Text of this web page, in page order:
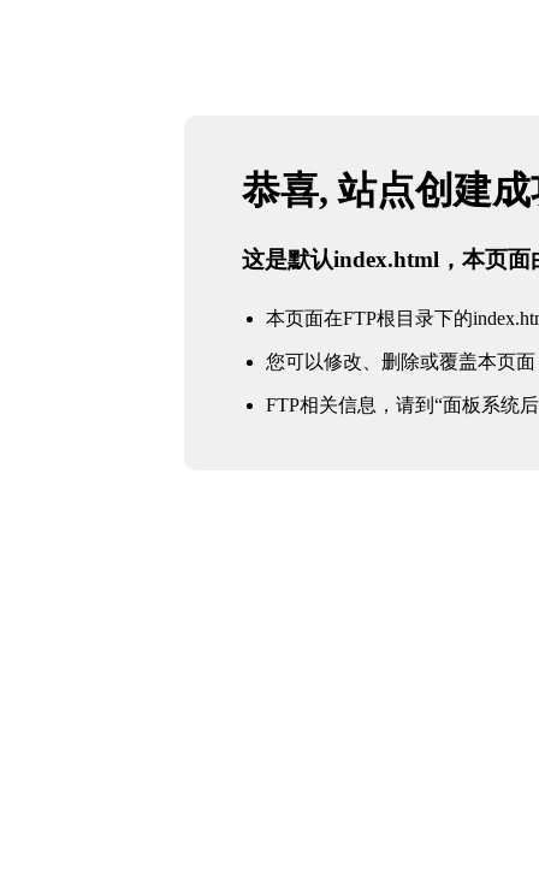
恭喜, 站点创建
这是默认index.html，本页面
本页面在FTP根目录下的
您可以修改、删除或覆盖本页面
FTP相关信息，请到“面板系统